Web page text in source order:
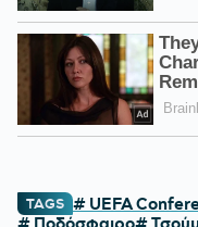
TAGS # UEFA